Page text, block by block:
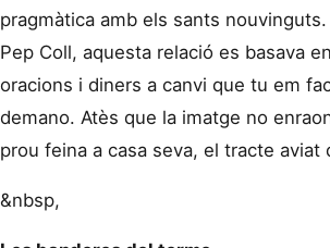
pragmàtica amb els sants
Pep Coll, aquesta relació es basava
oracions i diners a canvi que tu em
demano. Atès que la imatge no
prou feina a casa seva, el tracte aviat
&nbsp,